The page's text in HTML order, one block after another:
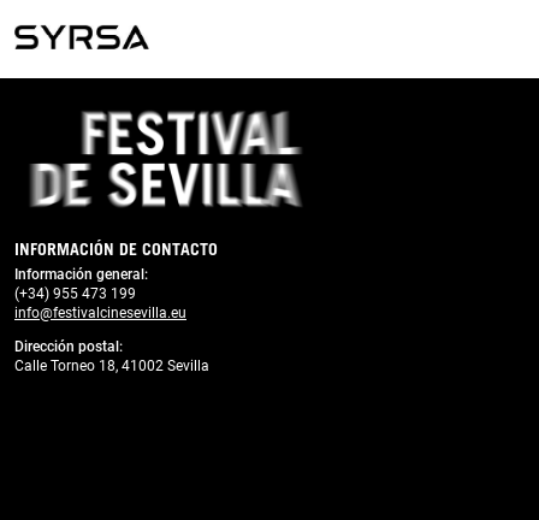
Previous
INFORMACIÓN DE CONTACTO
Información general:
(+34) 955 473 199
info@festivalcinesevilla.eu
Dirección postal:
Calle Torneo 18, 41002 Sevilla